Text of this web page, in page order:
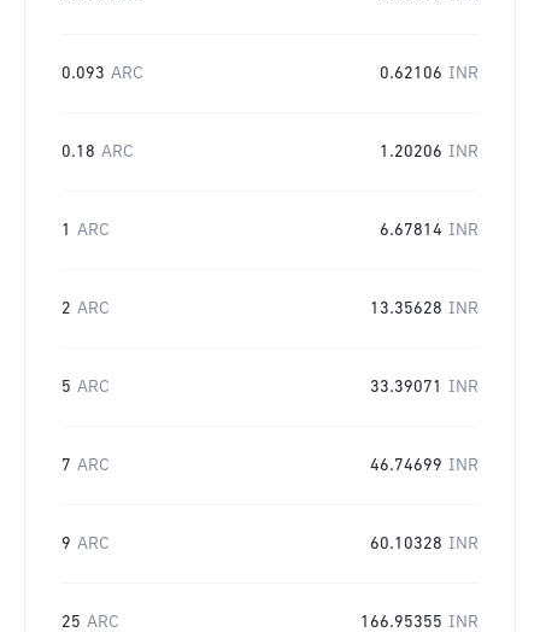
0.093 ARC 0.62106 INR
0.18 ARC 1.20206 INR
1 ARC 6.67814 INR
2 ARC 13.35628 INR
5 ARC 33.39071 INR
7 ARC 46.74699 INR
9 ARC 60.10328 INR
25 ARC 166.95355 INR